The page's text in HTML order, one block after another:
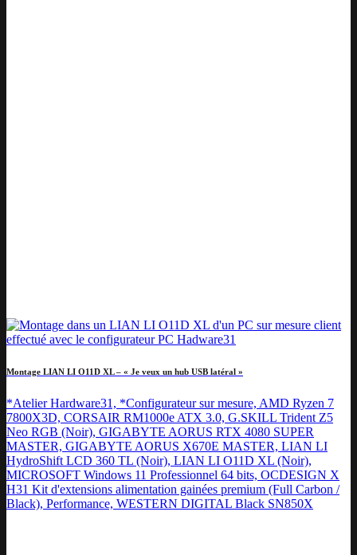
Montage LIAN LI O11D XL – « Je veux un hub USB latéral »
*Atelier Hardware31, *Configurateur sur mesure, AMD Ryzen 7
7800X3D, CORSAIR RM1000e ATX 3.0, G.SKILL Trident Z5
Neo RGB (Noir), GIGABYTE AORUS RTX 4080 SUPER
MASTER, GIGABYTE AORUS X670E MASTER, LIAN LI
HydroShift LCD 360 TL (Noir), LIAN LI O11D XL (Noir),
MICROSOFT Windows 11 Professionnel 64 bits, OCDESIGN X
H31 Kit d'extensions alimentation gainées premium (Full Carbon /
Black), Performance, WESTERN DIGITAL Black SN850X